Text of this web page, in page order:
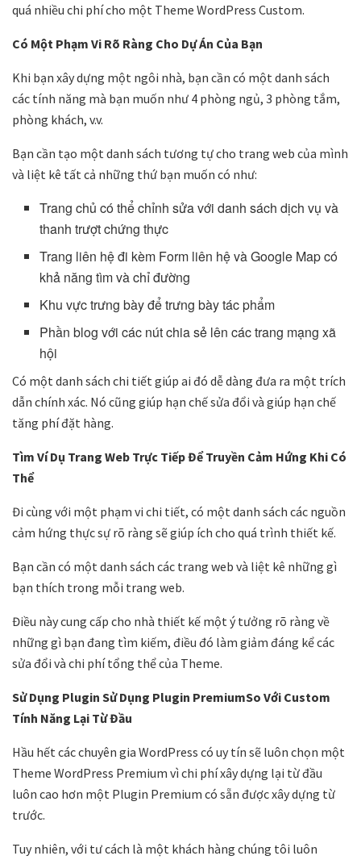
quá nhiều chi phí cho một Theme WordPress Custom.
Có Một Phạm Vi Rõ Ràng Cho Dự Án Của Bạn
Khi bạn xây dựng một ngôi nhà, bạn cần có một danh sách
các tính năng mà bạn muốn như 4 phòng ngủ, 3 phòng tắm,
phòng khách, v.v.
Bạn cần tạo một danh sách tương tự cho trang web của mình
và liệt kê tất cả những thứ bạn muốn có như:
Trang chủ có thể chỉnh sửa với danh sách dịch vụ và
thanh trượt chứng thực
Trang liên hệ đi kèm Form liên hệ và Google Map có
khả năng tìm và chỉ đường
Khu vực trưng bày để trưng bày tác phẩm
Phần blog với các nút chia sẻ lên các trang mạng xã
hội
Có một danh sách chi tiết giúp ai đó dễ dàng đưa ra một trích
dẫn chính xác. Nó cũng giúp hạn chế sửa đổi và giúp hạn chế
tăng phí đặt hàng.
Tìm Ví Dụ Trang Web Trực Tiếp Để Truyền Cảm Hứng Khi Có
Thể
Đi cùng với một phạm vi chi tiết, có một danh sách các nguồn
cảm hứng thực sự rõ ràng sẽ giúp ích cho quá trình thiết kế.
Bạn cần có một danh sách các trang web và liệt kê những gì
bạn thích trong mỗi trang web.
Điều này cung cấp cho nhà thiết kế một ý tưởng rõ ràng về
những gì bạn đang tìm kiếm, điều đó làm giảm đáng kể các
sửa đổi và chi phí tổng thể của Theme.
Sử Dụng Plugin Sử Dụng Plugin PremiumSo Với Custom
Tính Năng Lại Từ Đầu
Hầu hết các chuyên gia WordPress có uy tín sẽ luôn chọn một
Theme WordPress Premium vì chi phí xây dựng lại từ đầu
luôn cao hơn một Plugin Premium có sẵn được xây dựng từ
trước.
Tuy nhiên, với tư cách là một khách hàng chúng tôi luôn